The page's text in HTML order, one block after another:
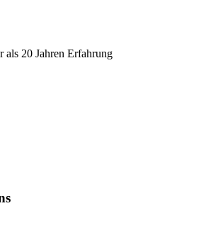
als 20 Jahren Erfahrung